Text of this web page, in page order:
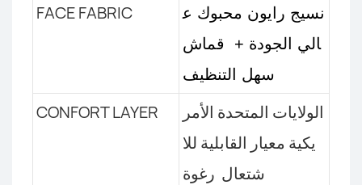
FACE FABRIC
نسيج رايون محبوك ع
الي الجودة +
قماش
سهل التنظيف
CONFORT LAYER
الولايات المتحدة الأمر
يكية معيار القابلية للا
شتعال رغوة